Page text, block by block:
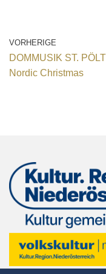
VORHERIGE
DOMMUSIK ST.
Nordic Christmas